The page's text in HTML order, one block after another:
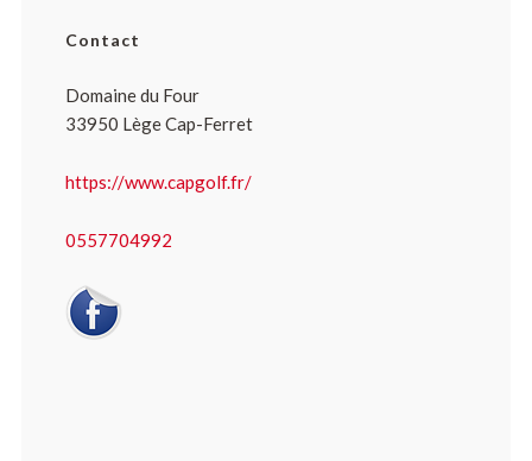
Contact
Domaine du Four
33950 Lège Cap-Ferret
https://www.capgolf.fr/
0557704992